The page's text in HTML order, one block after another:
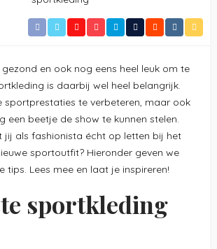
en ook nog eens heel leuk om te
is daarbij wel heel belangrijk.
sportprestaties te verbeteren, maar ook
een beetje de show te kunnen stelen.
jij als fashionista écht op letten bij het
sportoutfit? Hieronder geven we
tips. Lees mee en laat je inspireren!
sportkleding